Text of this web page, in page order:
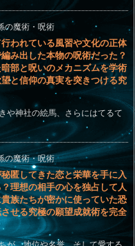
の魔術・呪術
われている風習や文化の正体
み出した本物の呪術だった？
部と呪いのメカニズムを学術
と信仰の真実を突きつける究
や神社の絵馬、さらにはてるて
の魔術・呪術
匿してきた恋と栄華を手に入
理想の相手の心を独占して人
族たちが密かに使っていた恐
せる究極の願望成就術を完全